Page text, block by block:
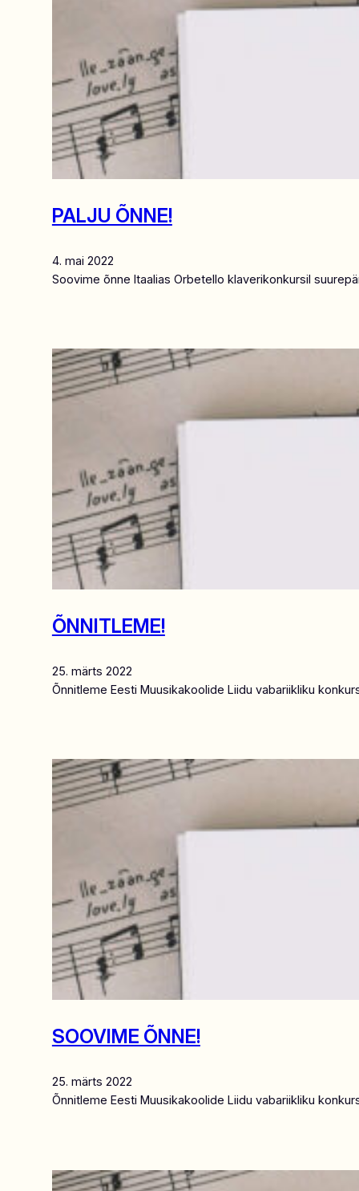
PALJU ÕNNE!
4. mai 2022
Soovime õnne Itaalias Orbetello klaverikonkursil
ÕNNITLEME!
25. märts 2022
Õnnitleme Eesti Muusikakoolide Liidu vabariikliku
SOOVIME ÕNNE!
25. märts 2022
Õnnitleme Eesti Muusikakoolide Liidu vabariikliku